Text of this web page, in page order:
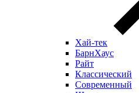
Хай-тек
БарнХаус
Райт
Классический
Современный